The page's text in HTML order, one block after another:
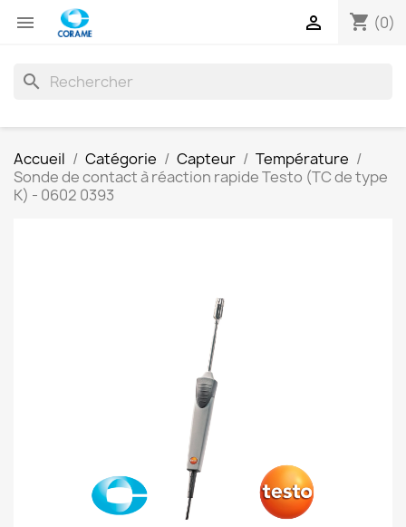
 shopping_cart (0)

search
Accueil Catégorie Capteur
Température
Sonde de contact à réaction rapide Testo (TC de type
K) - 0602 0393